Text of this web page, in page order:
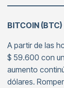
BITCOIN (BTC)
A partir de las
$ 59.600 con
aumento
dólares.